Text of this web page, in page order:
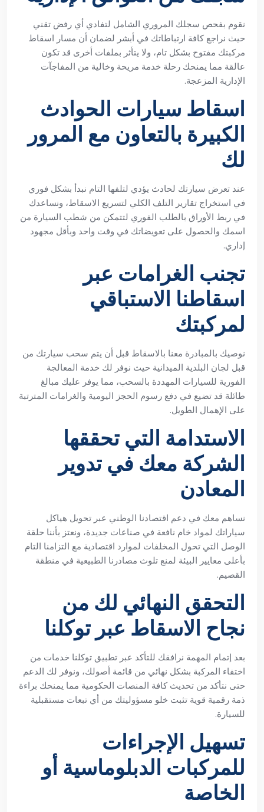
نقوم بفحص سجلك المروري الشامل لتفادي أي رفض تقني
حيث نراجع كافة ارتباطاتك في أبشر لضمان أن مسار اسقاط
مركبتك مفتوح بشكل تام، ولا يتأثر بملفات أخرى قد تكون
عالقة مما يمنحك رحلة خدمة مريحة وخالية من المفاجآت
الإدارية المزعجة.
اسقاط سيارات الحوادث
الكبيرة بالتعاون مع المرور
لك
عند تعرض سيارتك لحادث يؤدي لتلفها التام نبدأ بشكل فوري
في استخراج تقارير التلف الكلي لتسريع الاسقاط، ونساعدك
في ربط الأوراق بالطلب الفوري لتتمكن من شطب السيارة من
اسمك والحصول على تعويضاتك في وقت واحد وبأقل مجهود
إداري.
تجنب الغرامات عبر
اسقاطنا الاستباقي
لمركبتك
نوصيك بالمبادرة معنا بالاسقاط قبل أن يتم سحب سيارتك من
قبل لجان البلدية الميدانية حيث نوفر لك خدمة المعالجة
الفورية للسيارات المهددة بالسحب، مما يوفر عليك مبالغ
طائلة قد تضيع في دفع رسوم الحجز اليومية والغرامات المترتبة
على الإهمال الطويل.
الاستدامة التي تحققها
الشركة معك في تدوير
المعادن
نساهم معك في دعم اقتصادنا الوطني عبر تحويل هياكل
سياراتك لمواد خام نافعة في صناعات جديدة، ونعتز بأننا حلقة
الوصل التي تحول المخلفات لموارد اقتصادية مع التزامنا التام
بأعلى معايير البيئة لمنع تلوث مصادرنا الطبيعية في منطقة
القصيم.
التحقق النهائي لك من
نجاح الاسقاط عبر توكلنا
بعد إتمام المهمة نرافقك للتأكد عبر تطبيق توكلنا خدمات من
اختفاء المركبة بشكل نهائي من قائمة أصولك، ونوفر لك الدعم
حتى نتأكد من تحديث كافة المنصات الحكومية مما يمنحك براءة
ذمة رقمية قوية تثبت خلو مسؤوليتك من أي تبعات مستقبلية
للسيارة.
تسهيل الإجراءات
للمركبات الدبلوماسية أو
الخاصة